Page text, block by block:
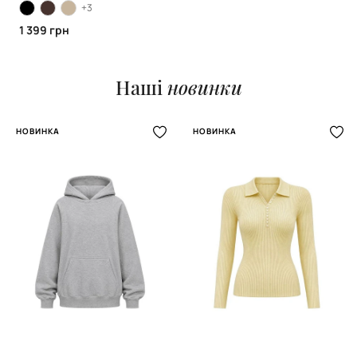
+3
1 399 грн
Наші новинки
НОВИНКА НОВИНКА